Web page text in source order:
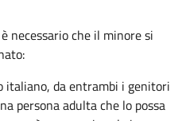
necessario che il minore si
:
italiano, da entrambi i genitori
persona adulta che lo possa